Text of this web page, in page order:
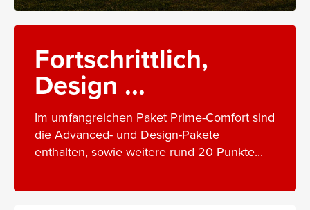
Fortschrittlich,
Design ...
Im umfangreichen Paket Prime-Comfort sind
die Advanced- und Design-Pakete
enthalten, sowie weitere rund 20 Punkte...